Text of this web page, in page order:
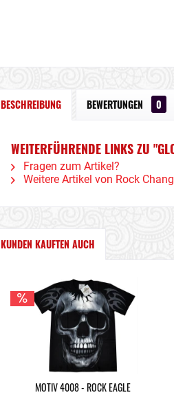
BESCHREIBUNG BEWERTUNGEN 0
WEITERFÜHRENDE LINKS ZU
Fragen zum Artikel?
Weitere Artikel von Rock Chang
KUNDEN KAUFTEN AUCH
MOTIV 4008 - ROCK EAGLE